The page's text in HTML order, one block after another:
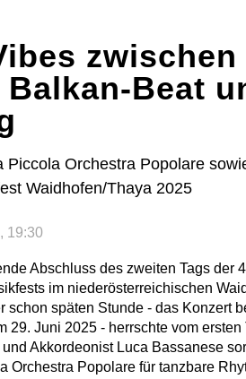
zwischen
Beat
Piccola Orchestra Popolare
Waidhofen/Thaya 2025
19:30
Abschluss des zweiten Tags der
im niederösterreichischen
schon späten Stunde - das Konzert
29. Juni 2025 - herrschte vom
Akkordeonist Luca Bassanese
Orchestra Popolare für tanzbare